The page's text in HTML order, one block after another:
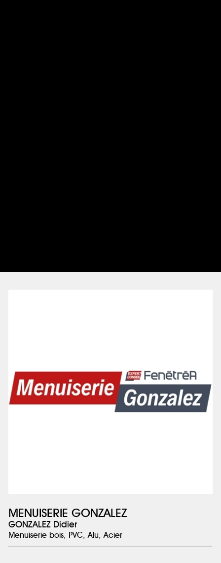
MENUISERIE GONZALEZ
GONZALEZ Didier
Menuiserie bois, PVC, Alu, Acier